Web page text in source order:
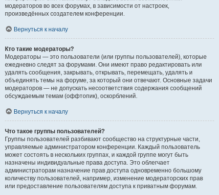
модераторов во всех форумах, в зависимости от настроек,
произведённых создателем конференции.
Вернуться к началу
Кто такие модераторы?
Модераторы — это пользователи (или группы пользователей), которые
ежедневно следят за форумами. Они имеют право редактировать или
удалять сообщения, закрывать, открывать, перемещать, удалять и
объединять темы на форуме, за который они отвечают. Основные задачи
модераторов — не допускать несоответствия содержания сообщений
обсуждаемым темам (оффтопик), оскорблений.
Вернуться к началу
Что такое группы пользователей?
Группы пользователей разбивают сообщество на структурные части,
управляемые администратором конференции. Каждый пользователь
может состоять в нескольких группах, и каждой группе могут быть
назначены индивидуальные права доступа. Это облегчает
администраторам назначение прав доступа одновременно большому
количеству пользователей, например, изменение модераторских прав
или предоставление пользователям доступа к приватным форумам.